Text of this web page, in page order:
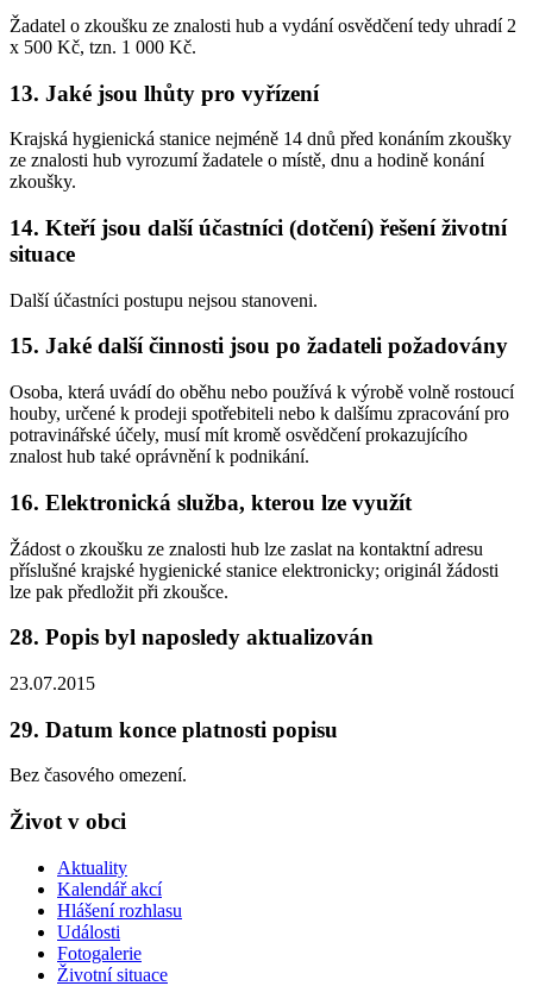
Žadatel o zkoušku ze znalosti hub a vydání osvědčení tedy uhradí 2
x 500 Kč, tzn. 1 000 Kč.
13. Jaké jsou lhůty pro vyřízení
Krajská hygienická stanice nejméně 14 dnů před konáním zkoušky
ze znalosti hub vyrozumí žadatele o místě, dnu a hodině konání
zkoušky.
14. Kteří jsou další účastníci (dotčení) řešení životní
situace
Další účastníci postupu nejsou stanoveni.
15. Jaké další činnosti jsou po žadateli požadovány
Osoba, která uvádí do oběhu nebo používá k výrobě volně rostoucí
houby, určené k prodeji spotřebiteli nebo k dalšímu zpracování pro
potravinářské účely, musí mít kromě osvědčení prokazujícího
znalost hub také oprávnění k podnikání.
16. Elektronická služba, kterou lze využít
Žádost o zkoušku ze znalosti hub lze zaslat na kontaktní adresu
příslušné krajské hygienické stanice elektronicky; originál žádosti
lze pak předložit při zkoušce.
28. Popis byl naposledy aktualizován
23.07.2015
29. Datum konce platnosti popisu
Bez časového omezení.
Život v obci
Aktuality
Kalendář akcí
Hlášení rozhlasu
Události
Fotogalerie
Životní situace